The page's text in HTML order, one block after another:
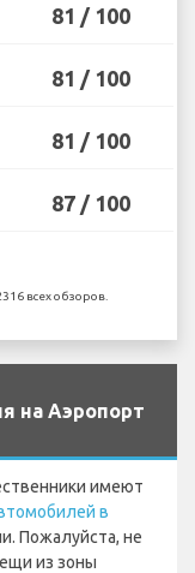
81 / 100
81 / 100
81 / 100
87 / 100
всех обзоров.
на Аэропорт
имеют
в
Пожалуйста, не
из зоны